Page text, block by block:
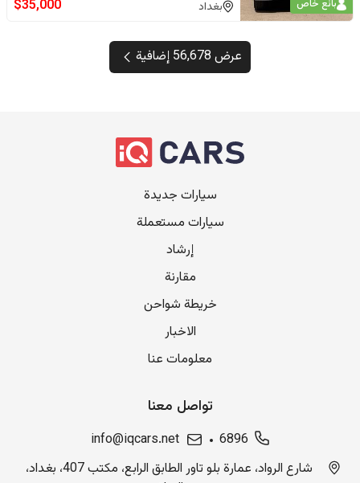
بائع خاص بغداد $35,000
عرض 56,678 إضافية
سيارات جديدة
سيارات مستعملة
إرشاد
مقارنة
خريطة شواحن
الاخبار
معلومات عنا
تواصل معنا
6896
info@iqcars.net
شارع الرواد، عمارة بلو تاور الطابق الرابع، مكتب 407، بغداد،